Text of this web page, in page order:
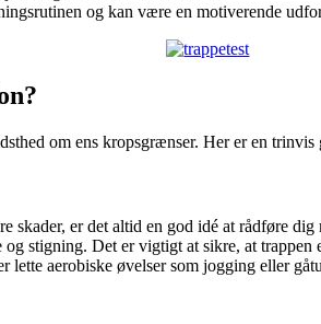
og kan være en motiverende
om ens kropsgrænser. Her er en trinvis
skader, er det altid en god idé at rådføre
stigning. Det er vigtigt at sikre, at trappen
lette aerobiske øvelser som jogging eller